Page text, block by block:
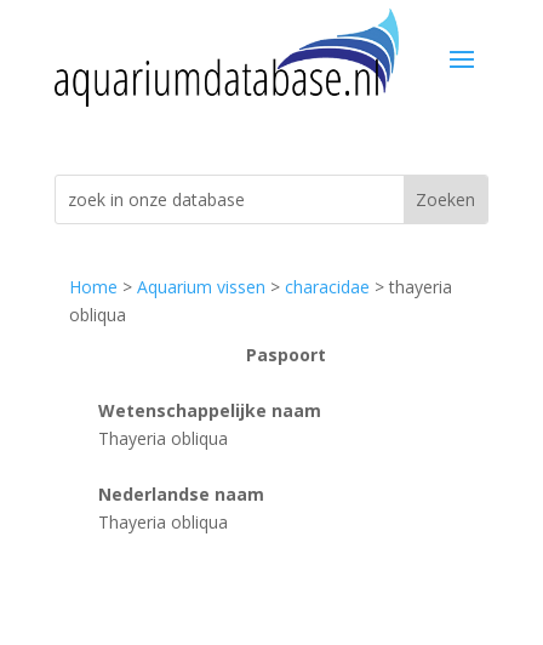
Home > Aquarium vissen > characidae > thayeria
obliqua
Paspoort
Wetenschappelijke naam
Thayeria obliqua
Nederlandse naam
Thayeria obliqua